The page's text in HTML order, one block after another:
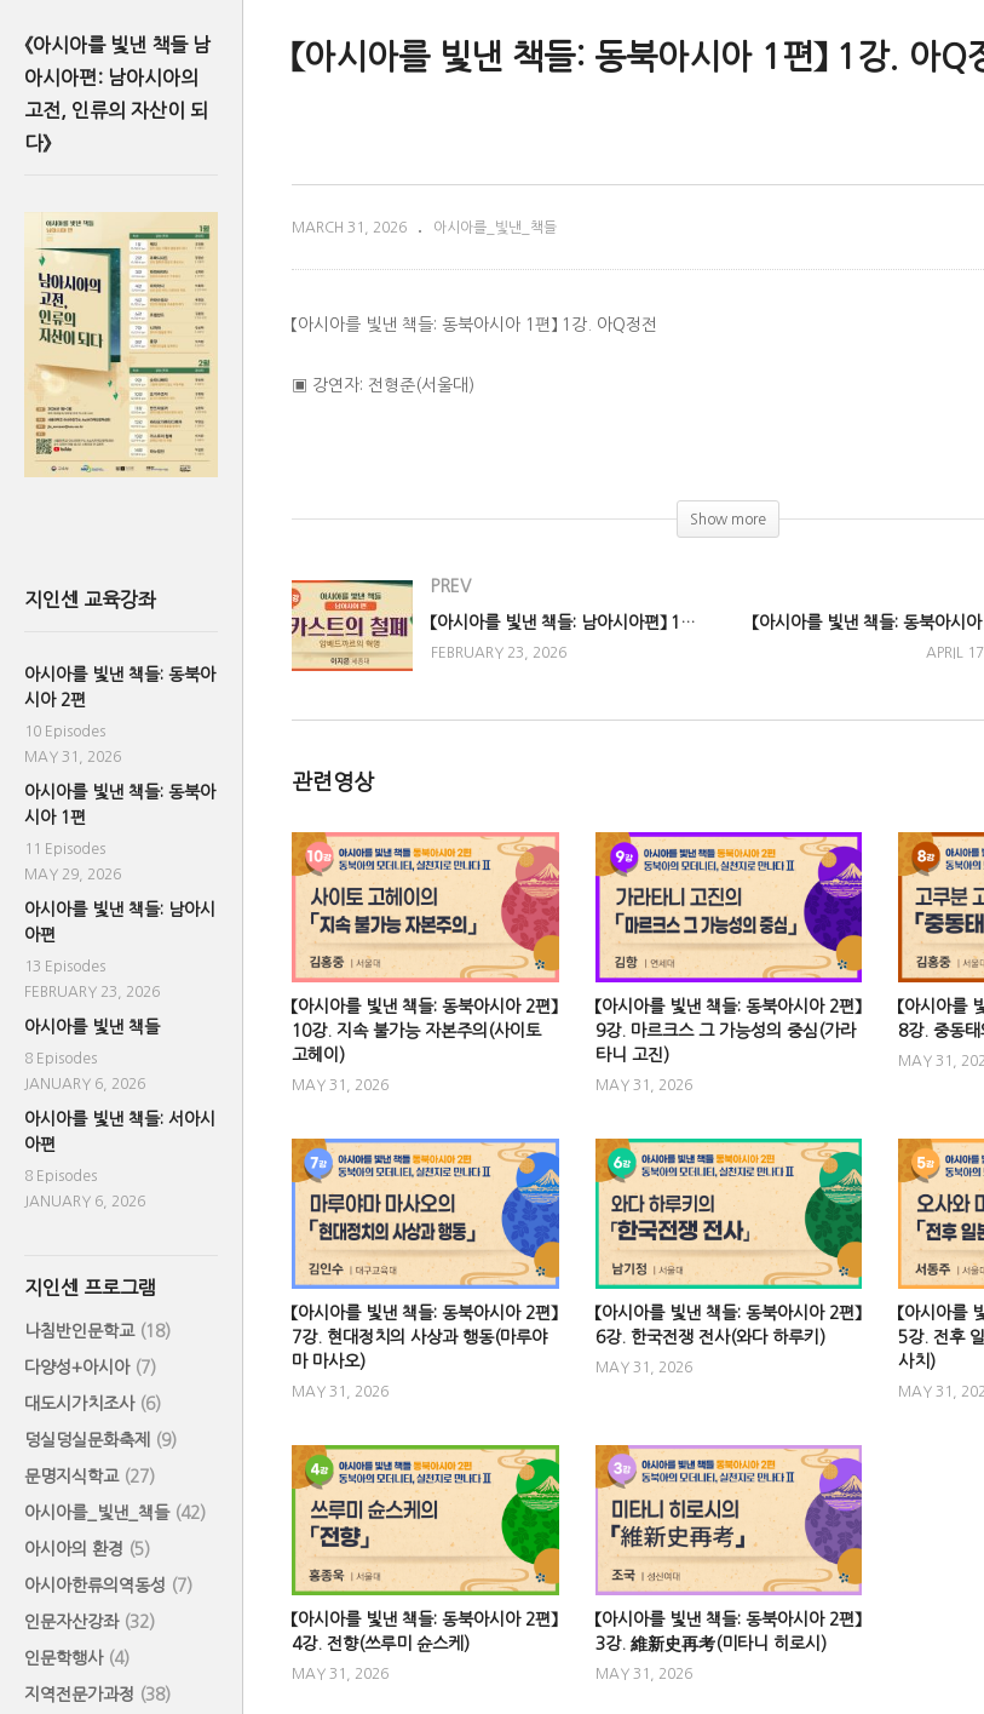
《아시아를 빛낸 책들 남
아시아편: 남아시아의
고전, 인류의 자산이 되
다》
지인센 교육강좌
아시아를 빛낸 책들: 동북아
시아 2편
10 Episodes
MAY 31, 2026
아시아를 빛낸 책들: 동북아
시아 1편
11 Episodes
MAY 29, 2026
아시아를 빛낸 책들: 남아시
아편
13 Episodes
FEBRUARY 23, 2026
아시아를 빛낸 책들
8 Episodes
JANUARY 6, 2026
아시아를 빛낸 책들: 서아시
아편
8 Episodes
JANUARY 6, 2026
지인센 프로그램
나침반인문학교 (18)
다양성+아시아 (7)
대도시가치조사 (6)
덩실덩실문화축제 (9)
문명지식학교 (27)
아시아를_빛낸_책들 (42)
아시아의 환경 (5)
아시아한류의역동성 (7)
인문자산강좌 (32)
인문학행사 (4)
지역전문가과정 (38)
【아시아를 빛낸 책들: 동북아시아 1편】 1강. 아Q
MARCH 31, 2026 아시아를_빛낸_책들
【아시아를 빛낸 책들: 동북아시아 1편】 1강. 아Q정전
▣ 강연자: 전형준(서울대)
Show more
PREV
【아시아를 빛낸 책들: 남아시아편】 13강. 카스트의 철폐 – 암베드까르의 혁명
FEBRUARY 23, 2026 APRIL
관련영상
【아시아를 빛낸 책들: 동북아시아 2편】
10강. 지속 불가능 자본주의(사이토
고헤이)
MAY 31, 2026
【아시아를 빛낸 책들: 동북아시아 2편】
9강. 마르크스 그 가능성의 중심(가라
타니 고진)
MAY 31, 2026
【아시아를
8강. 중동
MAY 31,
【아시아를 빛낸 책들: 동북아시아 2편】
7강. 현대정치의 사상과 행동(마루야
마 마사오)
MAY 31, 2026
【아시아를 빛낸 책들: 동북아시아 2편】
6강. 한국전쟁 전사(와다 하루키)
MAY 31, 2026
【아시아를
5강. 전후
사치)
MAY 31,
【아시아를 빛낸 책들: 동북아시아 2편】
4강. 전향(쓰루미 슌스케)
MAY 31, 2026
【아시아를 빛낸 책들: 동북아시아 2편】
3강. 維新史再考(미타니 히로시)
MAY 31, 2026